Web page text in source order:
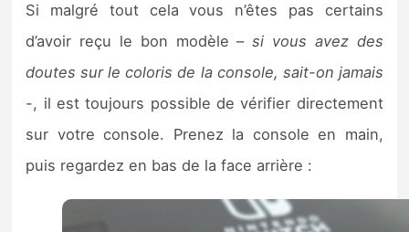
Si malgré tout cela vous n’êtes pas certains
d’avoir reçu le bon modèle –si vous avez des
doutes sur le coloris de la console, sait-on jamais
-, il est toujours possible de vérifier directement
sur votre console. Prenez la console en main,
puis regardez en bas de la face arrière :